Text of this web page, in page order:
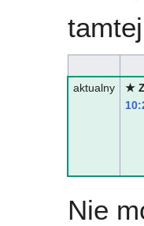
aktualny
★
Nie